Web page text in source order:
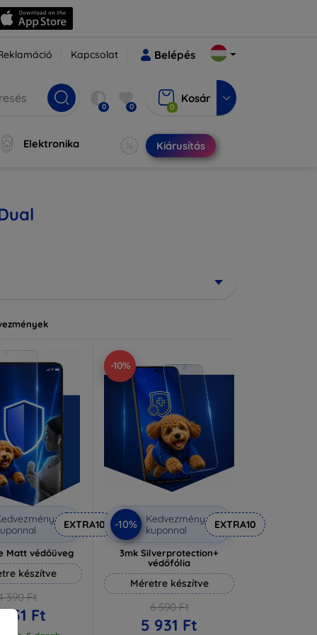
Kapcsolat Belépés
0 0 0
Kosár
Elektronika Kiárusítás
EXTRA10
Matt védőüveg
készítve
390 Ft
Ft
-10%
-10%
Kedvezmény
kuponnal
EXTRA10
3mk Silverprotection+
védőfólia
Méretre készítve
6 590 Ft
5 931 Ft